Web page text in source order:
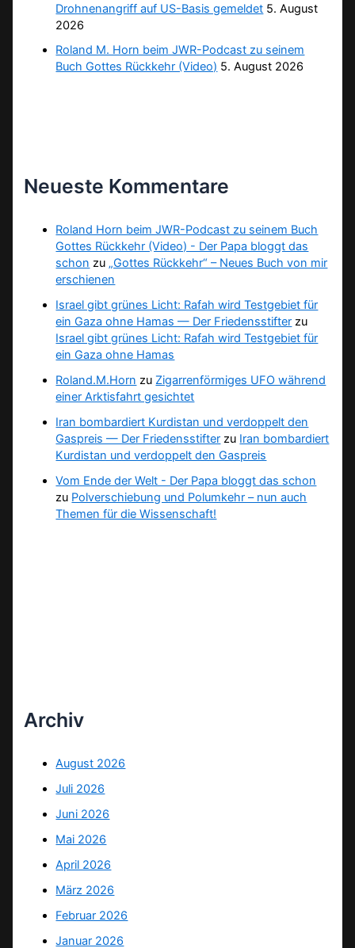
Drohnenangriff auf US-Basis gemeldet 5. August
2026
Roland M. Horn beim JWR-Podcast zu seinem
Buch Gottes Rückkehr (Video) 5. August 2026
Neueste Kommentare
Roland Horn beim JWR-Podcast zu seinem Buch
Gottes Rückkehr (Video) - Der Papa bloggt das
schon zu „Gottes Rückkehr“ – Neues Buch von mir
erschienen
Israel gibt grünes Licht: Rafah wird Testgebiet für
ein Gaza ohne Hamas — Der Friedensstifter zu
Israel gibt grünes Licht: Rafah wird Testgebiet für
ein Gaza ohne Hamas
Roland.M.Horn zu Zigarrenförmiges UFO während
einer Arktisfahrt gesichtet
Iran bombardiert Kurdistan und verdoppelt den
Gaspreis — Der Friedensstifter zu Iran bombardiert
Kurdistan und verdoppelt den Gaspreis
Vom Ende der Welt - Der Papa bloggt das schon
zu Polverschiebung und Polumkehr – nun auch
Themen für die Wissenschaft!
Archiv
August 2026
Juli 2026
Juni 2026
Mai 2026
April 2026
März 2026
Februar 2026
Januar 2026